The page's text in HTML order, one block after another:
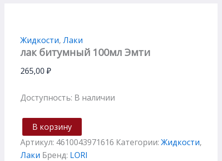
Жидкости, Лаки
лак битумный 100мл Эмти
265,00 ₽
Доступность: В наличии
В корзину
Артикул: 4610043971616 Категории: Жидкости,
Лаки Бренд: LORI